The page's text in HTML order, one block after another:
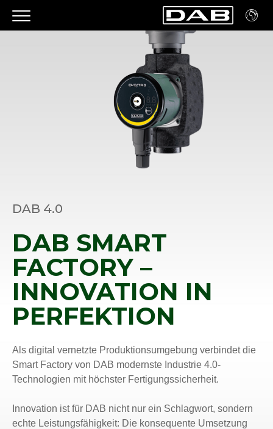
DAB 4.0
DAB SMART
FACTORY –
INNOVATION IN
PERFEKTION
Als digital vernetzte Produktionsumgebung verbindet die
Smart Factory von DAB modernste Industrie 4.0-
Technologien mit höchster Fertigungssicherheit.
Innovation ist für DAB nicht nur ein Schlagwort, sondern
echte Leistungsfähigkeit: Die konsequente Umsetzung